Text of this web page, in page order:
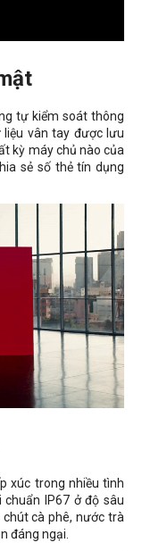
tự kiểm soát thông
vân tay được lưu
kỳ máy chủ nào của
sẻ số thẻ tín dụng
xúc trong nhiều tình
chuẩn
IP67 ởđộ sâu
cà phê, nước trà
đáng ngại.